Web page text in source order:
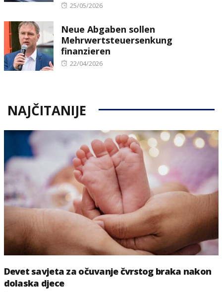
Posted
25/05/2026
Neue Abgaben sollen
Mehrwertsteuersenkung
finanzieren
Posted
22/04/2026
NAJČITANIJE
Devet savjeta za očuvanje čvrstog braka nakon
dolaska djece